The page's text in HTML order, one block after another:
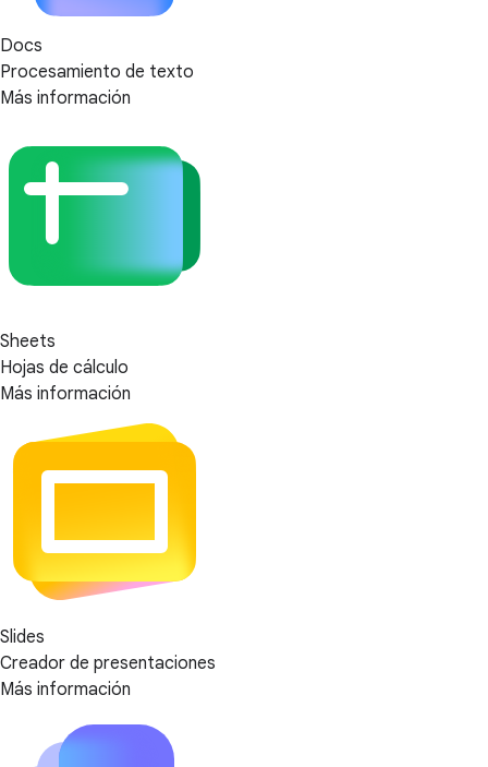
Docs
Procesamiento de texto
Más información
Sheets
Hojas de cálculo
Más información
Slides
Creador de presentaciones
Más información